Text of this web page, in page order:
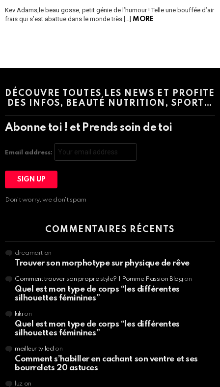
Kev Adams,le beau gosse, petit génie de l’humour ! Telle une bouffée d’air
frais qui s’est abattue dans le monde très […] MORE
DÉCOUVRE TOUTES LES NEWS ET PROFITE
DES INFOS, BEAUTÉ NUTRITION, SPORT…
Abonne toi ! et Prends soin de toi
Email address:
Don't worry, we don't spam
COMMENTAIRES RÉCENTS
dreamart on
Trouver son morphotype sur physique de rêve
Comment trouver son propre style? | Pomme Passion Blog on
Quel est mon type de corps “les différentes
silhouettes féminines”
kikion
Quel est mon type de corps “les différentes
silhouettes féminines”
meilleur tv led on
Comment s’habiller en cachant son ventre et ses
bourrelets 20 astuces
luzon